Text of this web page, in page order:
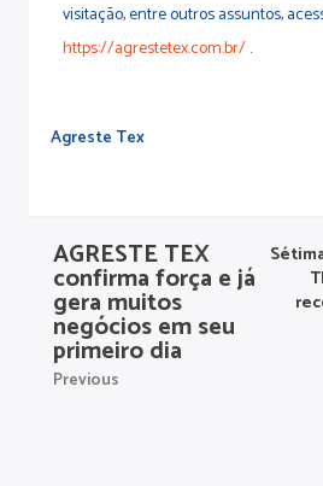
visitação, entre outros assuntos,
https://agrestetex.com.br/.
Agreste Tex
AGRESTE TEX
confirma força e já
gera muitos
negócios em seu
primeiro dia
Previous